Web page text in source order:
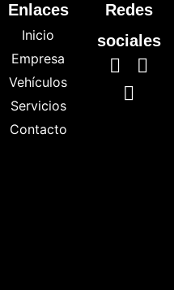
Enlaces
Inicio
Empresa
Vehículos
Servicios
Contacto
Redes
sociales